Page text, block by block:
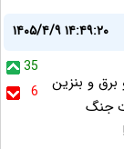
۱۴۰۵/۴/۹ ۱۴:۴۹:۲۰
35
6
و بنزین
جنگ